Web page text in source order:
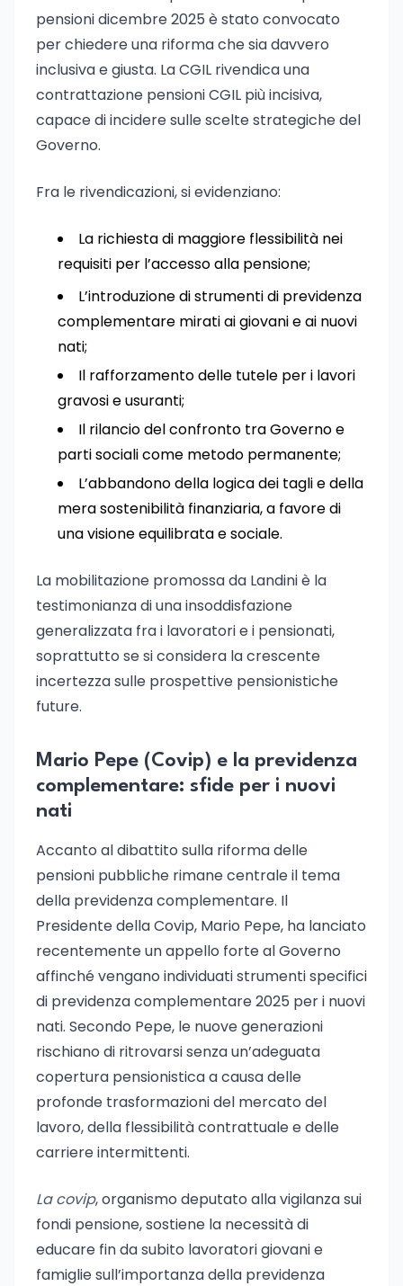
pensioni dicembre 2025 è stato convocato
per chiedere una riforma che sia davvero
inclusiva e giusta. La CGIL rivendica una
contrattazione pensioni CGIL più incisiva,
capace di incidere sulle scelte strategiche del
Governo.
Fra le rivendicazioni, si evidenziano:
La richiesta di maggiore flessibilità nei
requisiti per l’accesso alla pensione;
L’introduzione di strumenti di previdenza
complementare mirati ai giovani e ai nuovi
nati;
Il rafforzamento delle tutele per i lavori
gravosi e usuranti;
Il rilancio del confronto tra Governo e
parti sociali come metodo permanente;
L’abbandono della logica dei tagli e della
mera sostenibilità finanziaria, a favore di
una visione equilibrata e sociale.
La mobilitazione promossa da Landini è la
testimonianza di una insoddisfazione
generalizzata fra i lavoratori e i pensionati,
soprattutto se si considera la crescente
incertezza sulle prospettive pensionistiche
future.
Mario Pepe (Covip) e la previdenza
complementare: sfide per i nuovi
nati
Accanto al dibattito sulla riforma delle
pensioni pubbliche rimane centrale il tema
della previdenza complementare. Il
Presidente della Covip, Mario Pepe, ha lanciato
recentemente un appello forte al Governo
affinché vengano individuati strumenti specifici
di previdenza complementare 2025 per i nuovi
nati. Secondo Pepe, le nuove generazioni
rischiano di ritrovarsi senza un’adeguata
copertura pensionistica a causa delle
profonde trasformazioni del mercato del
lavoro, della flessibilità contrattuale e delle
carriere intermittenti.
La covip, organismo deputato alla vigilanza sui
fondi pensione, sostiene la necessità di
educare fin da subito lavoratori giovani e
famiglie sull’importanza della previdenza